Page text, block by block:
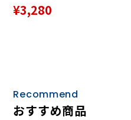
¥3,280
Recommend
おすすめ商品